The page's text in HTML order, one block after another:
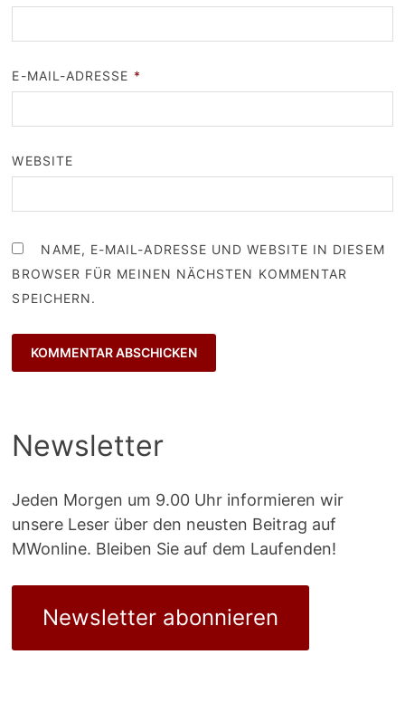
E-MAIL-ADRESSE *
WEBSITE
NAME, E-MAIL-ADRESSE UND WEBSITE IN DIESEM
BROWSER FÜR MEINEN NÄCHSTEN KOMMENTAR
SPEICHERN.
Newsletter
Jeden Morgen um 9.00 Uhr informieren wir
unsere Leser über den neusten Beitrag auf
MWonline. Bleiben Sie auf dem Laufenden!
Newsletter abonnieren